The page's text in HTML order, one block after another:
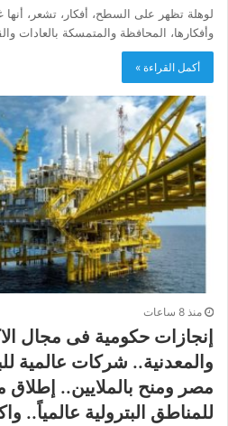
لوهلة تظهر على السطح، أفكار، تشعر،
وأفكارها، المحافظة والمتمسكة بالعادات
أكمل القراءة »
منذ 8 ساعات
إنجازات حكومية فى مجال
والمعدنية.. شركات عالمية
مصر ومنح بالملايين..
للمناطق البترولية عالمياً..